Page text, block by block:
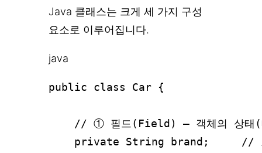
Java 클래스는 크게 세 가지 구성
요소로 이루어집니다.
java
public class Car {
// ① 필드(Field) – 객체의 상태(
private String brand;     //